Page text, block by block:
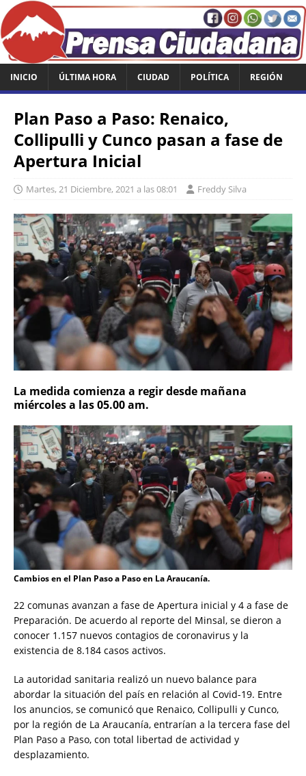
INICIO ÚLTIMA HORA CIUDAD POLÍTICA REGIÓN
Plan Paso a Paso: Renaico,
Collipulli y Cunco pasan a fase de
Apertura Inicial
Martes, 21 Diciembre, 2021 a las 08:01 Freddy Silva
La medida comienza a regir desde mañana
miércoles a las 05.00 am.
Cambios en el Plan Paso a Paso en La Araucanía.
22 comunas avanzan a fase de Apertura inicial y 4 a fase de
Preparación. De acuerdo al reporte del Minsal, se dieron a
conocer 1.157 nuevos contagios de coronavirus y la
existencia de 8.184 casos activos.
La autoridad sanitaria realizó un nuevo balance para
abordar la situación del país en relación al Covid-19. Entre
los anuncios, se comunicó que Renaico, Collipulli y Cunco,
por la región de La Araucanía, entrarían a la tercera fase del
Plan Paso a Paso, con total libertad de actividad y
desplazamiento.